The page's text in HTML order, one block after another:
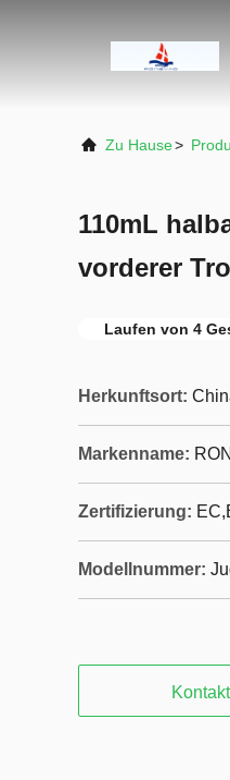
Zu Hause>
110mL
vorderer
Laufen von 4
Herkunftsort:
Markenname:
Zertifizierung:
Modellnummer: